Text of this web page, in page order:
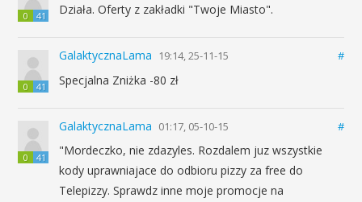
0 41 Działa. Oferty z zakładki "Twoje Miasto".
0 41
GalaktycznaLama 19:14, 25-11-15 #
Specjalna Zniżka -80 zł
0 41
GalaktycznaLama 01:17, 05-10-15 #
"Mordeczko, nie zdazyles. Rozdalem juz wszystkie
kody uprawniajace do odbioru pizzy za free do
Telepizzy. Sprawdz inne moje promocje na